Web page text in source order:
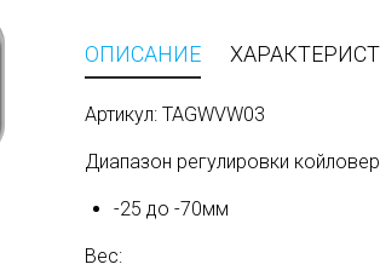
ОПИСАНИЕ
Артикул: TAGWVW03
Диапазон регулировки
-25 до -70мм
Вес: